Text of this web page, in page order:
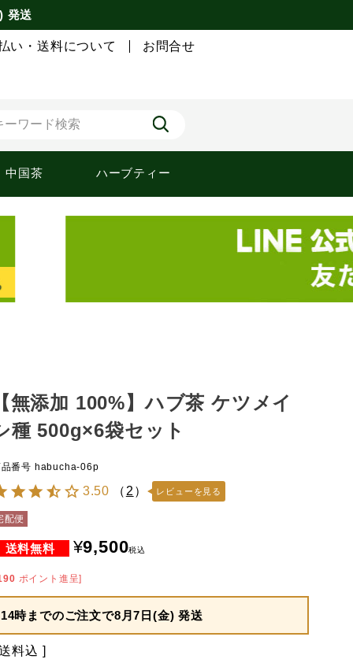
発送
い・送料について お問合せ
中国茶 ハーブティー
無添加 100%】ハブ茶 ケツメイ
種 500g×6袋セット
番号 habucha-06p
3.50 （2） レビューを見る
配便
¥9,500税込
ポイント進呈]
14時までのご注文で8月7日(金) 発送
料込